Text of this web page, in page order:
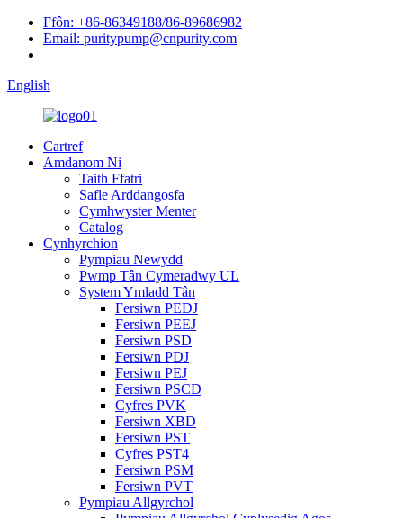
Ffôn: +86-86349188/86-89686982
Email: puritypump@cnpurity.com
English
Cartref
Amdanom Ni
Taith Ffatri
Safle Arddangosfa
Cymhwyster Menter
Catalog
Cynhyrchion
Pympiau Newydd
Pwmp Tân Cymeradwy UL
System Ymladd Tân
Fersiwn PEDJ
Fersiwn PEEJ
Fersiwn PSD
Fersiwn PDJ
Fersiwn PEJ
Fersiwn PSCD
Cyfres PVK
Fersiwn XBD
Fersiwn PST
Cyfres PST4
Fersiwn PSM
Fersiwn PVT
Pympiau Allgyrchol